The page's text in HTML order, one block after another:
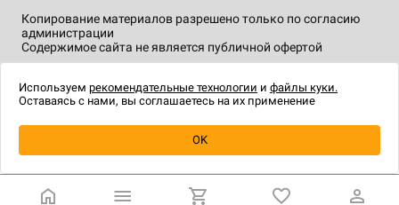
Уведомить о наличии
Копирование материалов разрешено только по согласию
администрации
Содержимое сайта не является публичной офертой
технологии.
Используем рекомендательные технологии и файлы куки.
Оставаясь с нами, вы соглашаетесь на их применение
OK